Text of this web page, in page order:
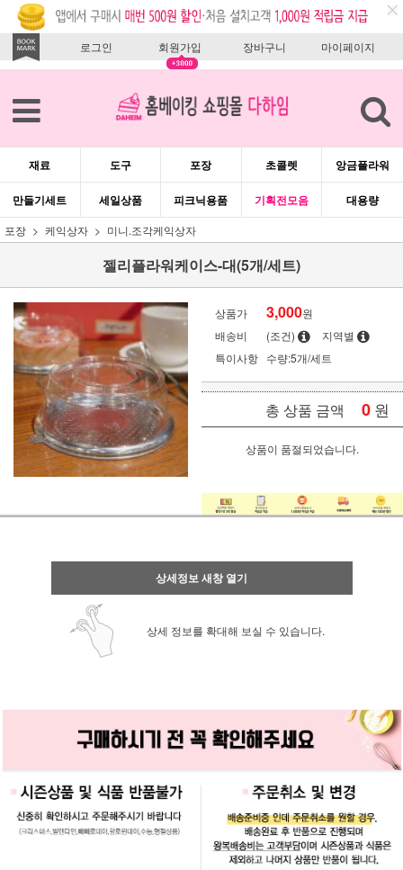
로그인 회원가입 장바구니 마이페이지
재료 도구 포장 초콜렛 앙금플라워
만들기세트 세일상품 피크닉용품 기획전모음 대용량
포장 케익상자 미니.조각케익상자
젤리플라워케이스-대(5개/세트)
상품가 3,000원
배송비
(조건)
지역별
특이사항 수량:5개/세트
총 상품 금액 0 원
상품이 품절되었습니다.
상세정보 새창 열기
상세 정보를 확대해 보실 수 있습니다.